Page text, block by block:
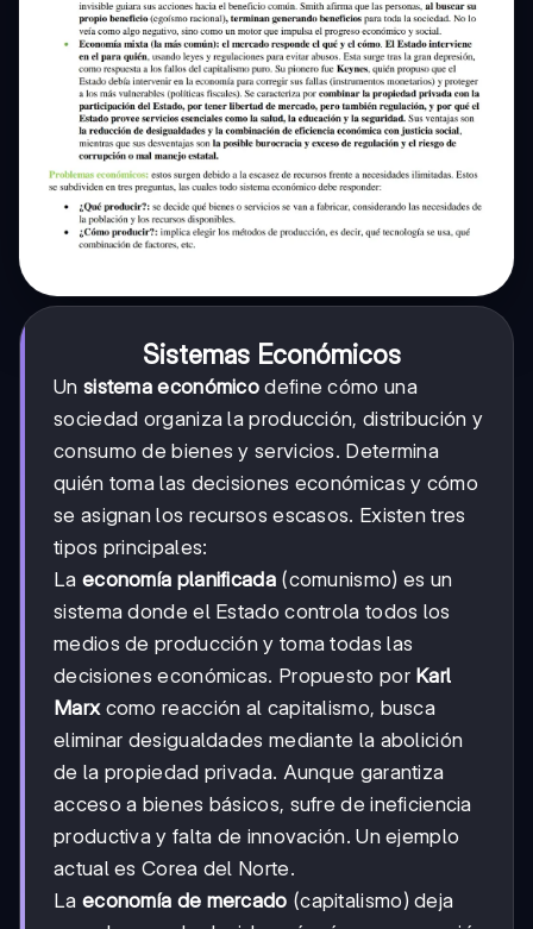
Sistemas Económicos
Un sistema económico define cómo una
sociedad organiza la producción, distribución y
consumo de bienes y servicios. Determina
quién toma las decisiones económicas y cómo
se asignan los recursos escasos. Existen tres
tipos principales:
La economía planificada(comunismo) es un
sistema donde el Estado controla todos los
medios de producción y toma todas las
decisiones económicas. Propuesto por Karl
Marxcomo reacción al capitalismo, busca
eliminar desigualdades mediante la abolición
de la propiedad privada. Aunque garantiza
acceso a bienes básicos, sufre de ineficiencia
productiva y falta de innovación. Un ejemplo
actual es Corea del Norte.
La economía de mercado (capitalismo) deja